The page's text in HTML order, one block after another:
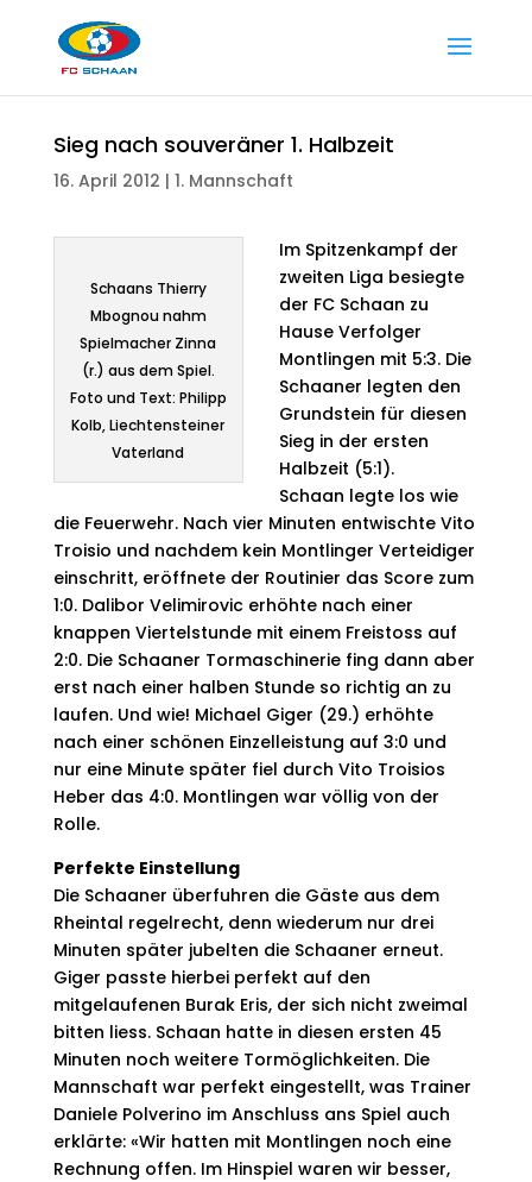
Sieg nach souveräner 1. Halbzeit
16. April 2012 | 1. Mannschaft
Schaans Thierry
Mbognou nahm
Spielmacher Zinna
(r.) aus dem Spiel.
Foto und Text: Philipp
Kolb, Liechtensteiner
Vaterland
Im Spitzenkampf der
zweiten Liga besiegte
der FC Schaan zu
Hause Verfolger
Montlingen mit 5:3. Die
Schaaner legten den
Grundstein für diesen
Sieg in der ersten
Halbzeit (5:1).
Schaan legte los wie
die Feuerwehr. Nach vier Minuten entwischte Vito
Troisio und nachdem kein Montlinger Verteidiger
einschritt, eröffnete der Routinier das Score zum
1:0. Dalibor Velimirovic erhöhte nach einer
knappen Viertelstunde mit einem Freistoss auf
2:0. Die Schaaner Tormaschinerie fing dann aber
erst nach einer halben Stunde so richtig an zu
laufen. Und wie! Michael Giger (29.) erhöhte
nach einer schönen Einzelleistung auf 3:0 und
nur eine Minute später fiel durch Vito Troisios
Heber das 4:0. Montlingen war völlig von der
Rolle.
Perfekte Einstellung
Die Schaaner überfuhren die Gäste aus dem
Rheintal regelrecht, denn wiederum nur drei
Minuten später jubelten die Schaaner erneut.
Giger passte hierbei perfekt auf den
mitgelaufenen Burak Eris, der sich nicht zweimal
bitten liess. Schaan hatte in diesen ersten 45
Minuten noch weitere Tormöglichkeiten. Die
Mannschaft war perfekt eingestellt, was Trainer
Daniele Polverino im Anschluss ans Spiel auch
erklärte: «Wir hatten mit Montlingen noch eine
Rechnung offen. Im Hinspiel waren wir besser,